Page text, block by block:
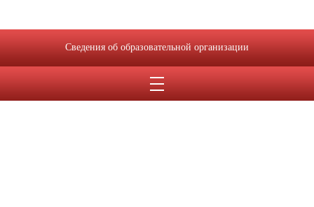
Сведения об образовательной организации